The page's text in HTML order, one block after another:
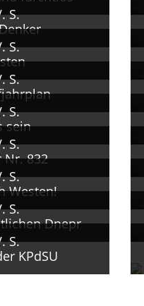
S.
S.
S.
S.
sein
S.
Nr. 832
S.
Westen!
S.
Dnepr
S.
KPdSU